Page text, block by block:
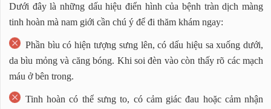
Dưới đây là những dấu hiệu điển hình của bệnh tràn dịch màng
tinh hoàn mà nam giới cần chú ý để đi thăm khám ngay:
Phần bìu có hiện tượng sưng lên, có dấu hiệu sa xuống dưới,
da bìu mỏng và căng bóng. Khi soi đèn vào còn thấy rõ các mạch
máu ở bên trong.
Tinh hoàn có thể sưng to, có cảm giác đau hoặc cảm nhận